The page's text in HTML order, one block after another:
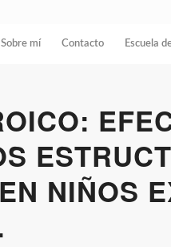
Sobre mí Contacto Escuela
NIÑOS